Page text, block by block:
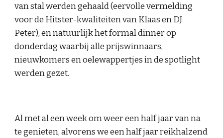
van stal werden gehaald (eervolle vermelding
voor de Hitster-kwaliteiten van Klaas en DJ
Peter), en natuurlijk het formal dinner op
donderdag waarbij alle prijswinnaars,
nieuwkomers en oelewappertjes in de spotlight
werden gezet.
Al met al een week om weer een half jaar van na
te genieten, alvorens we een half jaar reikhalzend